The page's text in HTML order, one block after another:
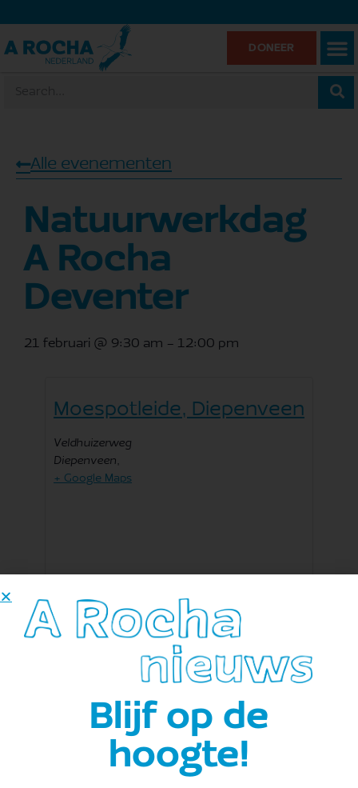
DONEER
Alle evenementen
Natuurwerkdag
A Rocha
Deventer
21 februari @ 9:30 am - 12:00 pm
Moespotleide, Diepenveen
Veldhuizerweg
Diepenveen ,
+ Google Maps
A Rocha Deventer
Blijf op de
hoogte!